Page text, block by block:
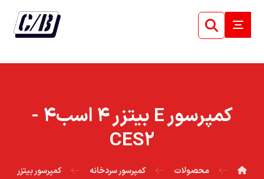
کمپرسور E بيتزر ۴ اسب۴ -
CES۲
محصولات کمپرسور سردخانه کمپرسور بیتزر